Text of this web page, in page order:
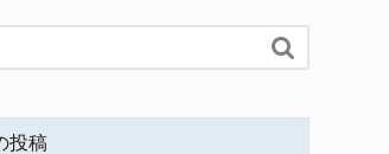

投稿